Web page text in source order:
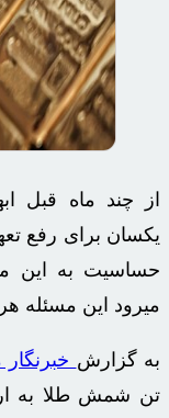
از چند ماه
یکسان برای رفع
حساسیت به این
میرود این مسئله
به گزارش خبرنگار